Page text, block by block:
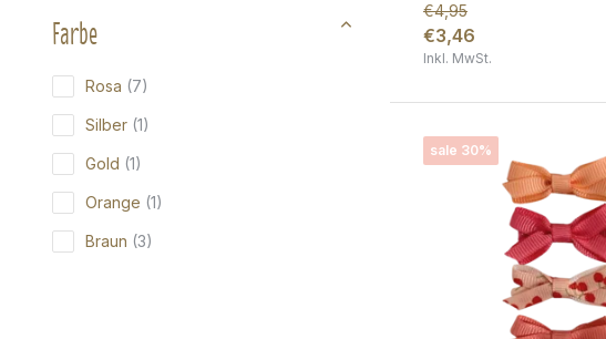
Farbe
Rosa (7)
Silber (1)
Gold (1)
Orange (1)
Braun (3)
€4,95
€3,46
Inkl. MwSt.
sale 30%